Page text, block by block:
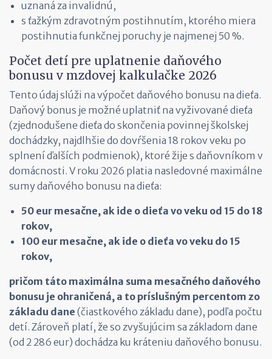
uznaná za invalidnú,
s ťažkým zdravotným postihnutím, ktorého miera
postihnutia funkčnej poruchy je najmenej 50 %.
Počet detí pre uplatnenie daňového
bonusu v mzdovej kalkulačke 2026
Tento údaj slúži na výpočet daňového bonusu na dieťa.
Daňový bonus je možné uplatniť na vyživované dieťa
(zjednodušene dieťa do skončenia povinnej školskej
dochádzky, najdlhšie do dovŕšenia 18 rokov veku po
splnení ďalších podmienok), ktoré žije s daňovníkom v
domácnosti. V roku 2026 platia nasledovné maximálne
sumy daňového bonusu na dieťa:
50 eur mesačne, ak ide o dieťa vo veku od 15 do 18
rokov,
100 eur mesačne, ak ide o dieťa vo veku do 15
rokov,
pričom táto maximálna suma mesačného daňového
bonusu je ohraničená, a to príslušným percentom zo
základu dane (čiastkového základu dane), podľa počtu
detí. Zároveň platí, že so zvyšujúcim sa základom dane
(od 2 286 eur) dochádza ku kráteniu daňového bonusu.